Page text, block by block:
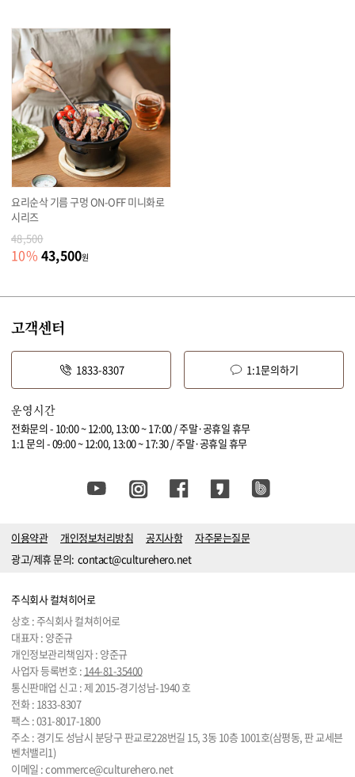
요리순삭 기름 구멍 ON-OFF 미니화로
시리즈
48,500
10% 43,500원
고객센터
1833-8307 1:1문의하기
운영시간
전화문의 - 10:00 ~ 12:00, 13:00 ~ 17:00 / 주말·공휴일 휴무
1:1 문의 - 09:00 ~ 12:00, 13:00 ~ 17:30 / 주말·공휴일 휴무
이용약관 개인정보처리방침 공지사항
자주묻는질문
광고/제휴 문의: contact@culturehero.net
주식회사 컬쳐히어로
상호 : 주식회사 컬쳐히어로
대표자 : 양준규
개인정보관리책임자 : 양준규
사업자 등록번호 : 144-81-35400
통신판매업 신고 : 제 2015-경기성남-1940 호
전화 : 1833-8307
팩스 : 031-8017-1800
주소 : 경기도 성남시 분당구 판교로228번길 15, 3동 10층 1001호(삼평동, 판 교세븐
벤처밸리1)
이메일 :commerce@culturehero.net